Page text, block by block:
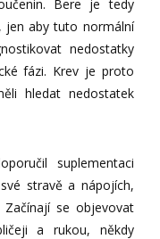
Bere je tedy
jen aby tuto normální
nedostatky
fázi. Krev je proto
hledat nedostatek
suplementaci
stravě a nápojích,
se objevovat
a rukou, někdy